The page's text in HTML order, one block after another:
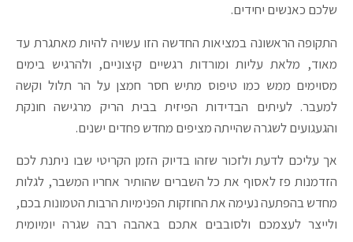
שלכם כאנשים יחידים.
התקופה הראשונה במציאות החדשה הזו עשויה להיות מאתגרת עד
מאוד, מלאת עליות ומורדות רגשיים קיצוניים, ולהרגיש בימים
מסוימים ממש כמו טיפוס מתיש חסר חמצן על הר תלול וקשה
למעבר. לעיתים הבדידות הפיזית בבית הריק מרגישה חונקת
והגעגועים לשגרה שהייתה מציפים מחדש פחדים ישנים.
אך עליכם לדעת ולזכור שזהו בדיוק הזמן הקריטי שבו ניתנת לכם
הזדמנות פז לאסוף את כל השברים שהותיר אחריו המשבר, לגלות
מחדש בהפתעה נעימה את החוזקות הפנימיות הרבות הטמונות בכם,
ולייצר לעצמכם ולסובבים אתכם באהבה רבה שגרה יומיומית